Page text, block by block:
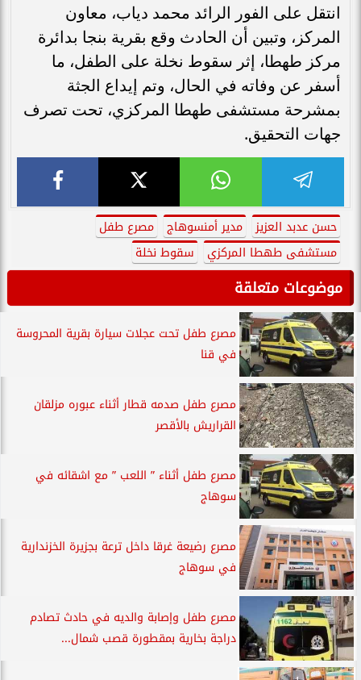
انتقل على الفور الرائد محمد دياب، معاون
المركز، وتبين أن الحادث وقع بقرية بنجا بدائرة
مركز طهطا، إثر سقوط نخلة على الطفل، ما
أسفر عن وفاته في الحال، وتم إيداع الجثة
بمشرحة مستشفى طهطا المركزي، تحت تصرف
جهات التحقيق.
حسن عدبد العزيز مدير أمنسوهاج
مصرع طفل
مستشفى طهطا المركزي
سقوط نخلة
موضوعات متعلقة
مصرع طفل تحت عجلات سيارة بقرية المحروسة
في قنا
مصرع طفل صدمه قطار أثناء عبوره مزلقان
القراريش بالأقصر
مصرع طفل أثناء ” اللعب ” مع اشقائه في
سوهاج
مصرع رضيعة غرقا داخل ترعة بجزيرة الخزندارية
في سوهاج
مصرع طفل وإصابة والديه في حادث تصادم
دراجة بخارية بمقطورة قصب شمال...